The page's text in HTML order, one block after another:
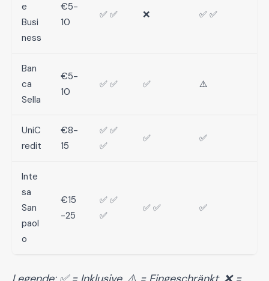
e
Busi
ness
€5-
10
✅ ✅ ❌ ✅ ✅
Ban
ca
Sella
€5-
10
✅ ✅ ✅ ⚠️
UniC
redit
€8-
15
✅ ✅
✅
✅ ✅
Inte
sa
San
paol
o
€15
-25
✅ ✅
✅
✅ ✅ ✅